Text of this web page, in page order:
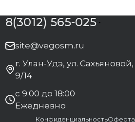
8(3012) 565-025
site@vegosm.ru
г. Улан-Удэ, ул. Сахьяновой,
9/14
с 9:00 до 18:00
Ежедневно
КонфиденциальностьОферта